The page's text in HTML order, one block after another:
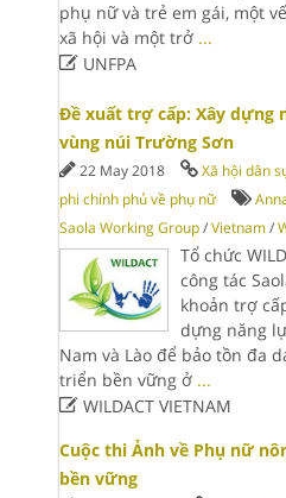
phụ nữ và trẻ em gái, một
xã hội và một trở ...
UNFPA
Đề xuất trợ cấp: Xây dựng
vùng núi Trường Sơn
22 May 2018 Xã hội dân
phi chính phủ về phụ nữ
Saola Working Group /Vietnam /
Tổ chức
công tác
khoản trợ
dựng năng
Nam và Lào để bảo tồn đa
triển bền vững ở ...
WILDACT VIETNAM
Cuộc thi Ảnh về Phụ nữ
bền vững